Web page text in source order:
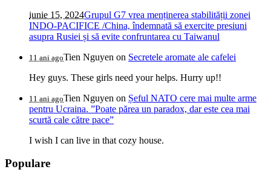
iunie 15, 2024Grupul G7 vrea menținerea stabilității zonei
INDO-PACIFICE /China, îndemnată să exercite presiuni
asupra Rusiei și să evite confruntarea cu Taiwanul
11 ani agoTien Nguyen on Secretele aromate ale cafelei
Hey guys. These girls need your helps. Hurry up!!
11 ani agoTien Nguyen on Șeful NATO cere mai multe arme
pentru Ucraina. ”Poate părea un paradox, dar este cea mai
scurtă cale către pace”
I wish I can live in that cozy house.
Populare